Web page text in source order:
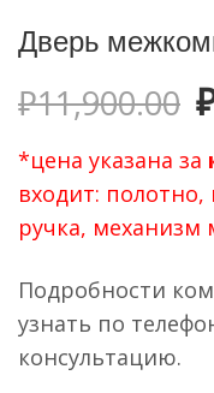
Дверь
₽11,900.00
*цена указана за
входит:
ручка, механизм
Подробности
узнать по
консультацию.